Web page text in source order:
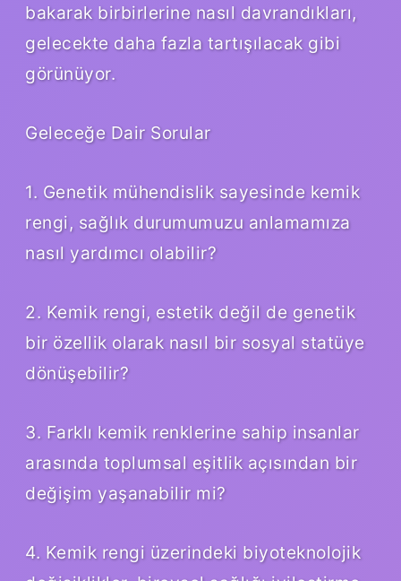
bakarak birbirlerine nasıl davrandıkları,
gelecekte daha fazla tartışılacak gibi
görünüyor.
Geleceğe Dair Sorular
1. Genetik mühendislik sayesinde kemik
rengi, sağlık durumumuzu anlamamıza
nasıl yardımcı olabilir?
2. Kemik rengi, estetik değil de genetik
bir özellik olarak nasıl bir sosyal statüye
dönüşebilir?
3. Farklı kemik renklerine sahip insanlar
arasında toplumsal eşitlik açısından bir
değişim yaşanabilir mi?
4. Kemik rengi üzerindeki biyoteknolojik